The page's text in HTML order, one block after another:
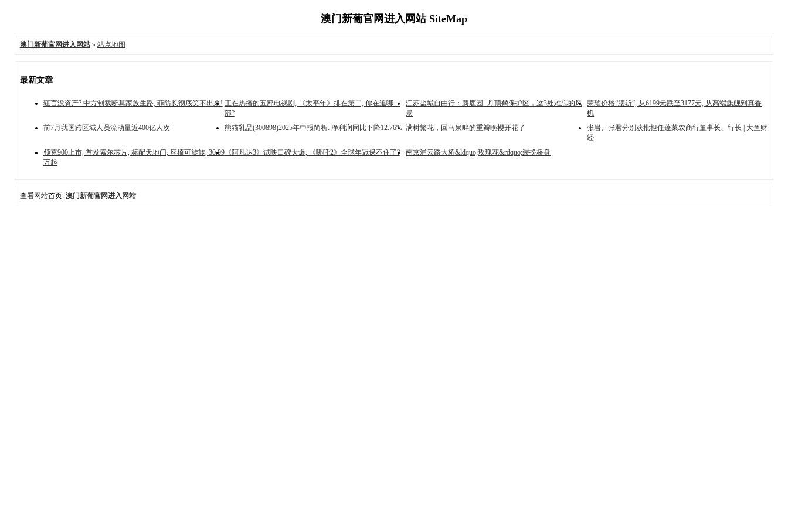
澳门新葡官网进入网站 SiteMap
澳门新葡官网进入网站» 站点地图
最新文章
狂言没资产? 中方制裁断其家族生路, 菲防长彻底笑不出来! 正在热播的五部电视剧, 《太平年》排在第二, 你在追哪一
部?
江苏盐城自由行：麋鹿园+丹顶鹤保护区，这3处难忘的风
景
荣耀价格“腰斩”, 从6199元跌至3177元, 从高端旗舰到真香
机
前7月我国跨区域人员流动量近400亿人次
熊猫乳品(300898)2025年中报简析: 净利润同比下降12.76% 满树繁花，回马泉畔的重瓣晚樱开花了
张岩、张君分别获批担任蓬莱农商行董事长、行长 | 大鱼财
经
领克900上市, 首发索尔芯片, 标配天地门, 座椅可旋转, 30.99
万起
《阿凡达3》试映口碑大爆, 《哪吒2》全球年冠保不住了? 南京浦云路大桥&ldquo;玫瑰花&rdquo;装扮桥身
查看网站首页: 澳门新葡官网进入网站